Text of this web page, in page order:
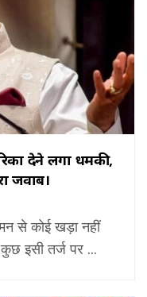
देने लगा धमकी,
जवाब।
से कोई खड़ा नहीं
इसी तर्ज पर ...